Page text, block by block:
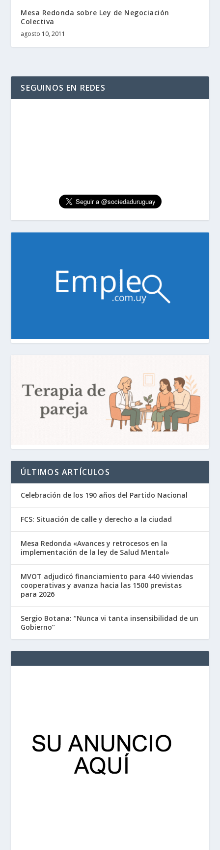
Mesa Redonda sobre Ley de Negociación
Colectiva
agosto 10, 2011
SEGUINOS EN REDES
ÚLTIMOS ARTÍCULOS
Celebración de los 190 años del Partido Nacional
FCS: Situación de calle y derecho a la ciudad
Mesa Redonda «Avances y retrocesos en la
implementación de la ley de Salud Mental»
MVOT adjudicó financiamiento para 440 viviendas
cooperativas y avanza hacia las 1500 previstas
para 2026
Sergio Botana: “Nunca vi tanta insensibilidad de un
Gobierno”